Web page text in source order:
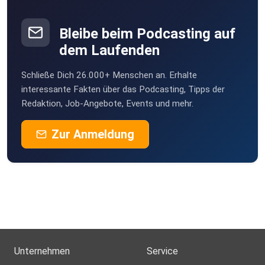
E-Mail: hello@extrarunde.com
Biathlon-Tippspiel Nummer 1: https://biathlon.fun/
Jena
Speedmaus
Münster
uaeyejih
Essen
scharfgrammv-pIyn
Bleibe beim Podcasting auf
dem Laufenden
Schließe Dich 26.000+ Menschen an. Erhalte
interessante Fakten über das Podcasting, Tipps der
Redaktion, Job-Angebote, Events und mehr.
Zur Anmeldung
Unternehmen Service